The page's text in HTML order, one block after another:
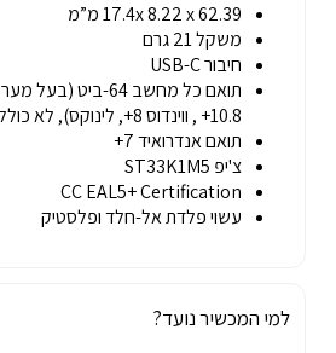
17.4x 8.22 x 62.39 מ”מ
משקל 21 גרם
חיבור USB-C
10.8+ , ווינדוס 8+, לינוקס), לא כולל מעבדי ARM
תואם אנדרואיד 7+
צ'יפ ST33K1M5
CC EAL5+ Certification
עשוי פלדת אל-חלד ופלסטיק
למי המכשיר נועד?